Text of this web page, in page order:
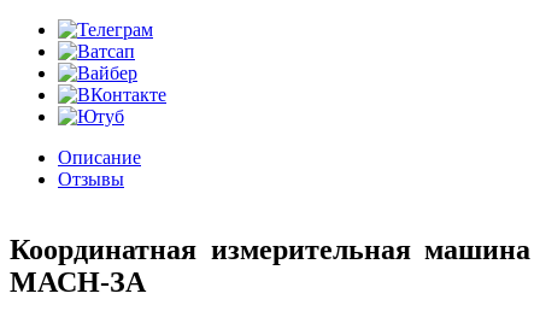
Описание
Отзывы
Координатная измерительная машина
МАСН-ЗА